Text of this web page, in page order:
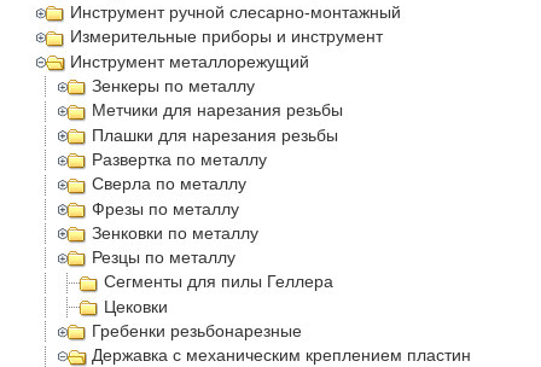
Инструмент ручной слесарно-монтажный
Измерительные приборы и инструмент
Инструмент металлорежущий
Зенкеры по металлу
Метчики для нарезания резьбы
Плашки для нарезания резьбы
Развертка по металлу
Сверла по металлу
Фрезы по металлу
Зенковки по металлу
Резцы по металлу
Сегменты для пилы Геллера
Цековки
Гребенки резьбонарезные
Державка с механическим креплением пластин